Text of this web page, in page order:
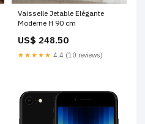
Vaisselle Jetable Elégante
Moderne H 90 cm
US$ 248.50
★★★★★ 4.4 (10 reviews)